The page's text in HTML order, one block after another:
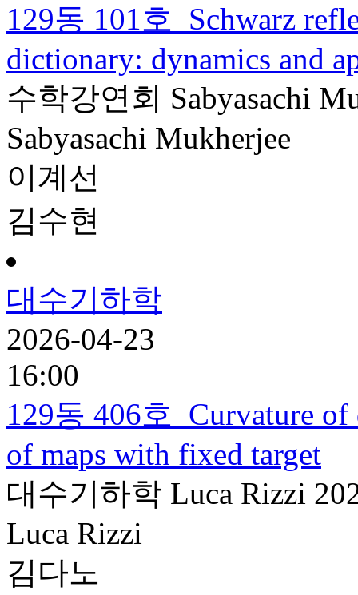
129동 101호
Schwarz
dictionary: dynamics and
수학강연회 Sabyasachi
Sabyasachi Mukherjee
이계선
김수현
대수기하학
2026-04-23
16:00
129동 406호 Curvature of
of maps with fixed target
대수기하학 Luca Rizzi
Luca Rizzi
김다노